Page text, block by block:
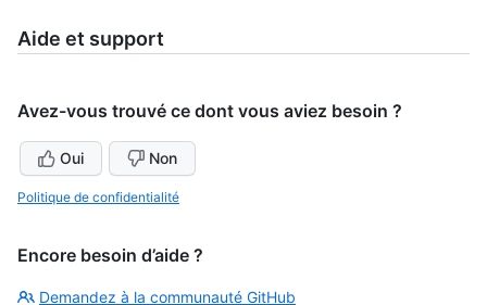
Aide et support
Avez-vous trouvé ce dont vous aviez besoin ?
Oui Non
Politique de confidentialité
Encore besoin d’aide ?
Demandez à la communauté GitHub